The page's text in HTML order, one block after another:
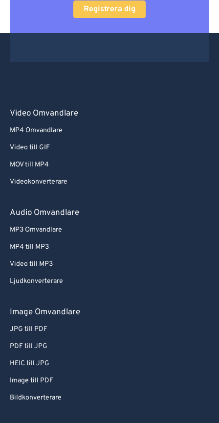
Registrera dig
Video Omvandlare
MP4 Omvandlare
Video till GIF
MOV till MP4
Videokonverterare
Audio Omvandlare
MP3 Omvandlare
MP4 till MP3
Video till MP3
Ljudkonverterare
Image Omvandlare
JPG till PDF
PDF till JPG
HEIC till JPG
Image till PDF
Bildkonverterare